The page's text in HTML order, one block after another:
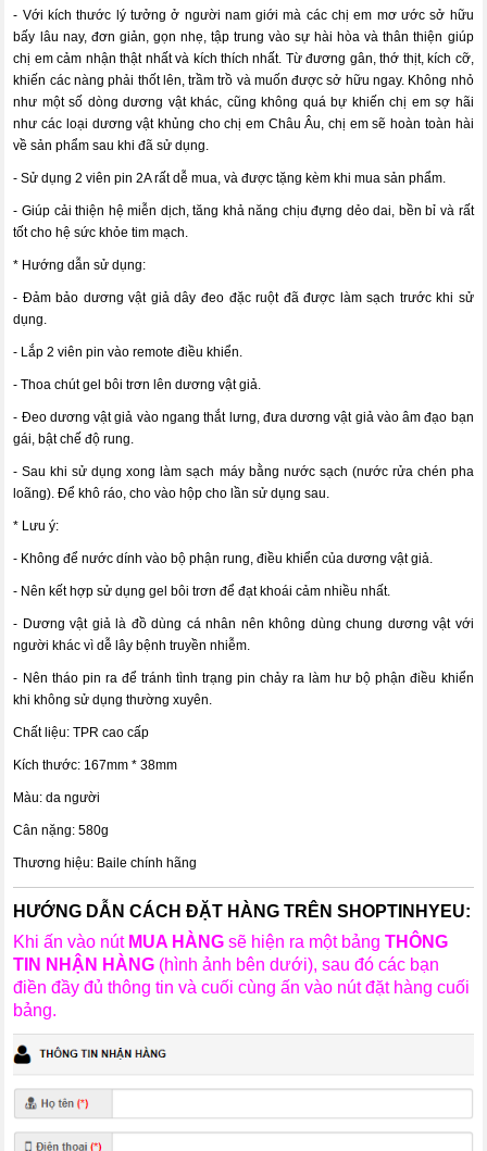
- Với kích thước lý tưởng ở người nam giới mà các chị em mơ ước sở hữu
bấy lâu nay, đơn giản, gọn nhẹ, tập trung vào sự hài hòa và thân thiện giúp
chị em cảm nhận thật nhất và kích thích nhất. Từ đương gân, thớ thịt, kích cỡ,
khiến các nàng phải thốt lên, trầm trồ và muốn được sở hữu ngay. Không nhỏ
như một số dòng dương vật khác, cũng không quá bự khiến chị em sợ hãi
như các loại dương vật khủng cho chị em Châu Âu, chị em sẽ hoàn toàn hài
về sản phẩm sau khi đã sử dụng.
- Sử dụng 2 viên pin 2A rất dễ mua, và được tặng kèm khi mua sản phẩm.
- Giúp cải thiện hệ miễn dịch, tăng khả năng chịu đựng dẻo dai, bền bỉ và rất
tốt cho hệ sức khỏe tim mạch.
* Hướng dẫn sử dụng:
- Đảm bảo dương vật giả dây đeo đặc ruột đã được làm sạch trước khi sử
dụng.
- Lắp 2 viên pin vào remote điều khiển.
- Thoa chút gel bôi trơn lên dương vật giả.
- Đeo dương vật giả vào ngang thắt lưng, đưa dương vật giả vào âm đạo bạn
gái, bật chế độ rung.
- Sau khi sử dụng xong làm sạch máy bằng nước sạch (nước rửa chén pha
loãng). Để khô ráo, cho vào hộp cho lần sử dụng sau.
* Lưu ý:
- Không để nước dính vào bộ phận rung, điều khiển của dương vật giả.
- Nên kết hợp sử dụng gel bôi trơn để đạt khoái cảm nhiều nhất.
- Dương vật giả là đồ dùng cá nhân nên không dùng chung dương vật với
người khác vì dễ lây bệnh truyền nhiễm.
- Nên tháo pin ra để tránh tình trạng pin chảy ra làm hư bộ phận điều khiển
khi không sử dụng thường xuyên.
Chất liệu: TPR cao cấp
Kích thước: 167mm * 38mm
Màu: da người
Cân nặng: 580g
Thương hiệu: Baile chính hãng
HƯỚNG DẪN CÁCH ĐẶT HÀNG TRÊN SHOPTINHYEU:
Khi ấn vào nút MUA HÀNG sẽ hiện ra một bảngTHÔNG
TIN NHẬN HÀNG (hình ảnh bên dưới), sau đó các bạn
điền đầy đủ thông tin và cuối cùng ấn vào nút đặt hàng cuối
bảng.